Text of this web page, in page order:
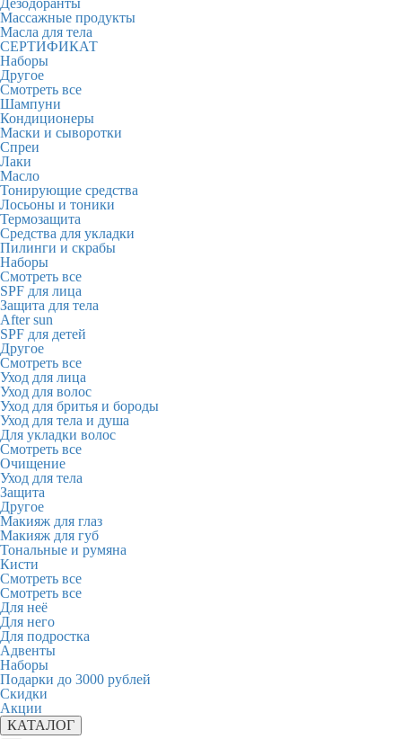
Дезодоранты
Массажные продукты
Масла для тела
СЕРТИФИКАТ
Наборы
Другое
Смотреть все
Шампуни
Кондиционеры
Маски и сыворотки
Спреи
Лаки
Масло
Тонирующие средства
Лосьоны и тоники
Термозащита
Средства для укладки
Пилинги и скрабы
Наборы
Смотреть все
SPF для лица
Защита для тела
After sun
SPF для детей
Другое
Смотреть все
Уход для лица
Уход для волос
Уход для бритья и бороды
Уход для тела и душа
Для укладки волос
Смотреть все
Очищение
Уход для тела
Защита
Другое
Макияж для глаз
Макияж для губ
Тональные и румяна
Кисти
Смотреть все
Смотреть все
Для неё
Для него
Для подростка
Адвенты
Наборы
Подарки до 3000 рублей
Скидки
Акции
КАТАЛОГ